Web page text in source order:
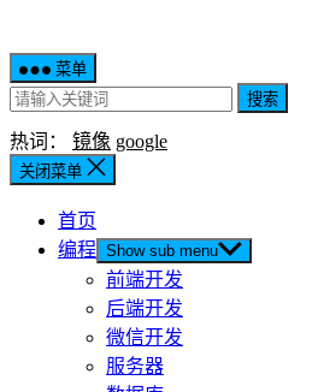
菜单
搜索
热词： 镜像 google
关闭菜单
首页
编程 Show sub menu
前端开发
后端开发
微信开发
服务器